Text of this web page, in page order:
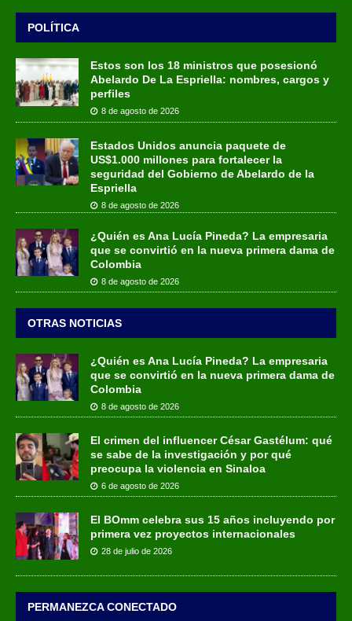
POLÍTICA
Estos son los 18 ministros que posesionó
Abelardo De La Espriella: nombres, cargos y
perfiles
8 de agosto de 2026
Estados Unidos anuncia paquete de
US$1.000 millones para fortalecer la
seguridad del Gobierno de Abelardo de la
Espriella
8 de agosto de 2026
¿Quién es Ana Lucía Pineda? La empresaria
que se convirtió en la nueva primera dama de
Colombia
8 de agosto de 2026
OTRAS NOTICIAS
¿Quién es Ana Lucía Pineda? La empresaria
que se convirtió en la nueva primera dama de
Colombia
8 de agosto de 2026
El crimen del influencer César Gastélum: qué
se sabe de la investigación y por qué
preocupa la violencia en Sinaloa
6 de agosto de 2026
El BOmm celebra sus 15 años incluyendo por
primera vez proyectos internacionales
28 de julio de 2026
PERMANEZCA CONECTADO